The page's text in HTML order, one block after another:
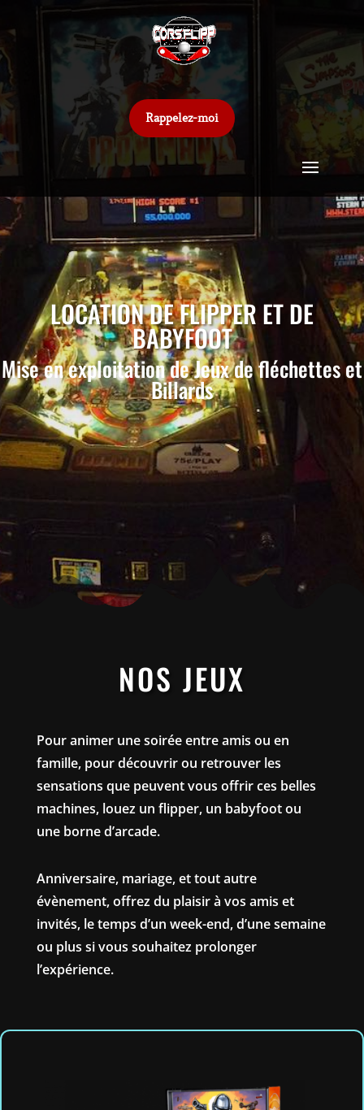
Rappelez-moi
LOCATION DE FLIPPER ET DE
BABYFOOT
Mise en exploitation de Jeux de fléchettes et
Billards
NOS JEUX
Pour animer une soirée entre amis ou en
famille, pour découvrir ou retrouver les
sensations que peuvent vous offrir ces belles
machines, louez un flipper, un babyfoot ou
une borne d’arcade.
Anniversaire, mariage, et tout autre
évènement, offrez du plaisir à vos amis et
invités, le temps d’un week-end, d’une semaine
ou plus si vous souhaitez prolonger
l’expérience.